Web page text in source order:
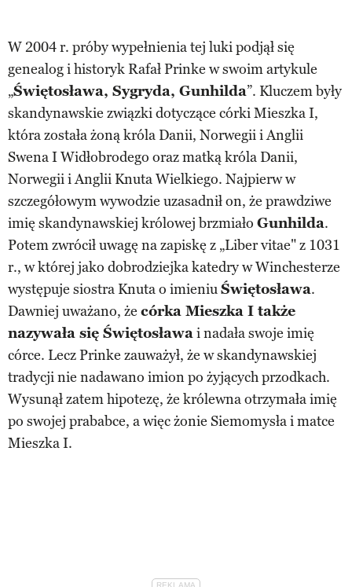
W 2004 r. próby wypełnienia tej luki podjął się
genealog i historyk Rafał Prinke w swoim artykule
„Świętosława, Sygryda, Gunhilda”. Kluczem były
skandynawskie związki dotyczące córki Mieszka I,
która została żoną króla Danii, Norwegii i Anglii
Swena I Widłobrodego oraz matką króla Danii,
Norwegii i Anglii Knuta Wielkiego. Najpierw w
szczegółowym wywodzie uzasadnił on, że prawdziwe
imię skandynawskiej królowej brzmiało Gunhilda.
Potem zwrócił uwagę na zapiskę z „Liber vitae" z 1031
r., w której jako dobrodziejka katedry w Winchesterze
występuje siostra Knuta o imieniuŚwiętosława.
Dawniej uważano, że córka Mieszka I także
nazywała się Świętosławai nadała swoje imię
córce. Lecz Prinke zauważył, że w skandynawskiej
tradycji nie nadawano imion po żyjących przodkach.
Wysunął zatem hipotezę, że królewna otrzymała imię
po swojej prababce, a więc żonie Siemomysła i matce
Mieszka I.